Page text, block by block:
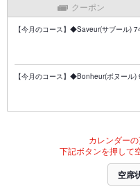
クーポン
【今月のコース】◆Saveur(サブール)
【今月のコース】◆Bonheur(ボヌール)
カレンダーの
下記ボタンを押して
空席